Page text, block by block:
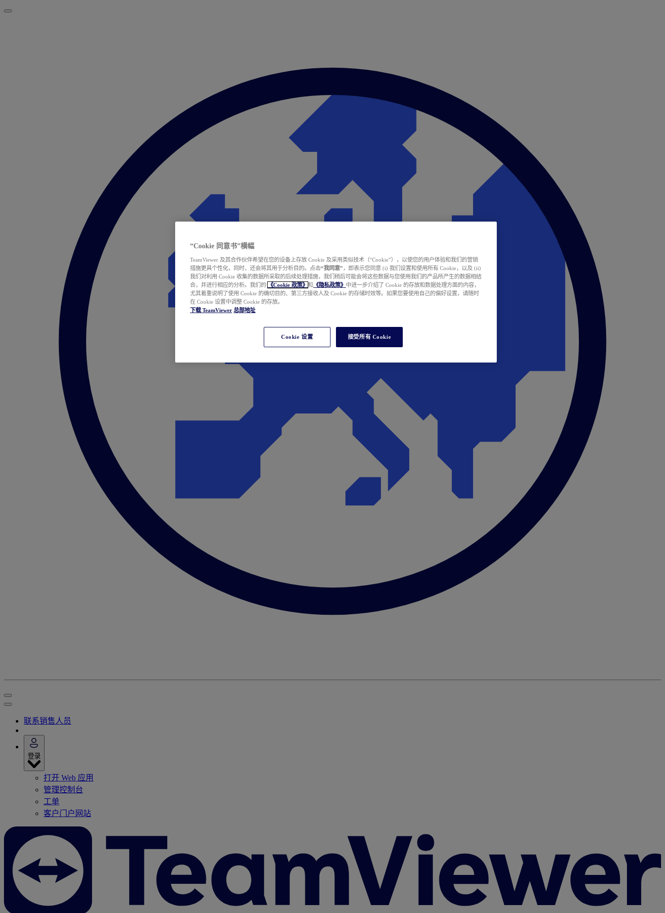
联系销售人员
登录
打开 Web 应用
管理控制台
工单
客户门户网站
“Cookie 同意书”横幅
TeamViewer 及其合作伙伴希望在您的设备上存放 Cookie 及采用类似技术（“Cookie”），以使您的用户体验和我们的营销
措施更具个性化，同时，还会将其用于分析目的。点击“我同意” ，即表示您同意 (i) 我们设置和使用所有 Cookie，以及 (ii)
我们对利用 Cookie 收集的数据所采取的后续处理措施，我们稍后可能会将这些数据与您使用我们的产品所产生的数据相结
合，并进行相应的分析。我们的
《Cookie 政策》 和 《隐私政策》 中进一步介绍了 Cookie 的存放和数据处理方面的内容，
尤其着重说明了使用 Cookie 的确切目的、第三方接收人及 Cookie 的存储时效等。如果您要使用自己的偏好设置，请随时
在 Cookie 设置中调整 Cookie 的存放。
下载 TeamViewer 总部地址
Cookie 设置 接受所有 Cookie